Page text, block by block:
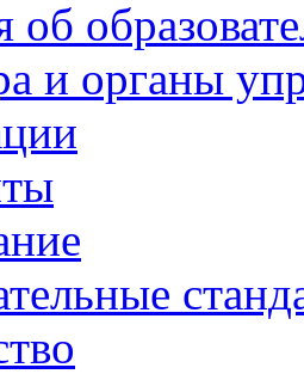
об
и органы